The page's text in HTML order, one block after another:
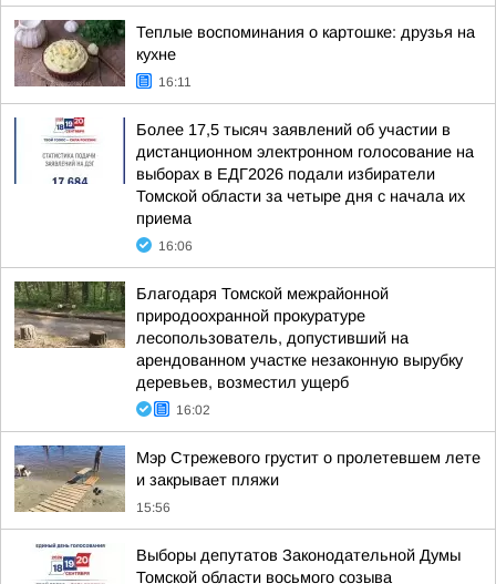
Теплые воспоминания о картошке: друзья на
кухне
16:11
Более 17,5 тысяч заявлений об участии в
дистанционном электронном голосование на
выборах в ЕДГ2026 подали избиратели
Томской области за четыре дня с начала их
приема
16:06
Благодаря Томской межрайонной
природоохранной прокуратуре
лесопользователь, допустивший на
арендованном участке незаконную вырубку
деревьев, возместил ущерб
16:02
Мэр Стрежевого грустит о пролетевшем лете
и закрывает пляжи
15:56
Выборы депутатов Законодательной Думы
Томской области восьмого созыва